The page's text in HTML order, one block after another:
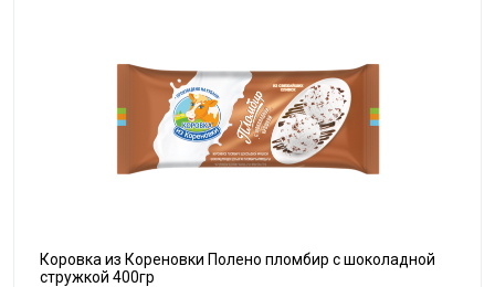
Коровка из Кореновки Полено пломбир с шоколадной
стружкой 400гр